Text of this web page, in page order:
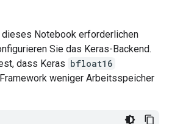
Notebook erforderlichen
Sie das Keras-Backend.
dass Keras bfloat16
weniger Arbeitsspeicher